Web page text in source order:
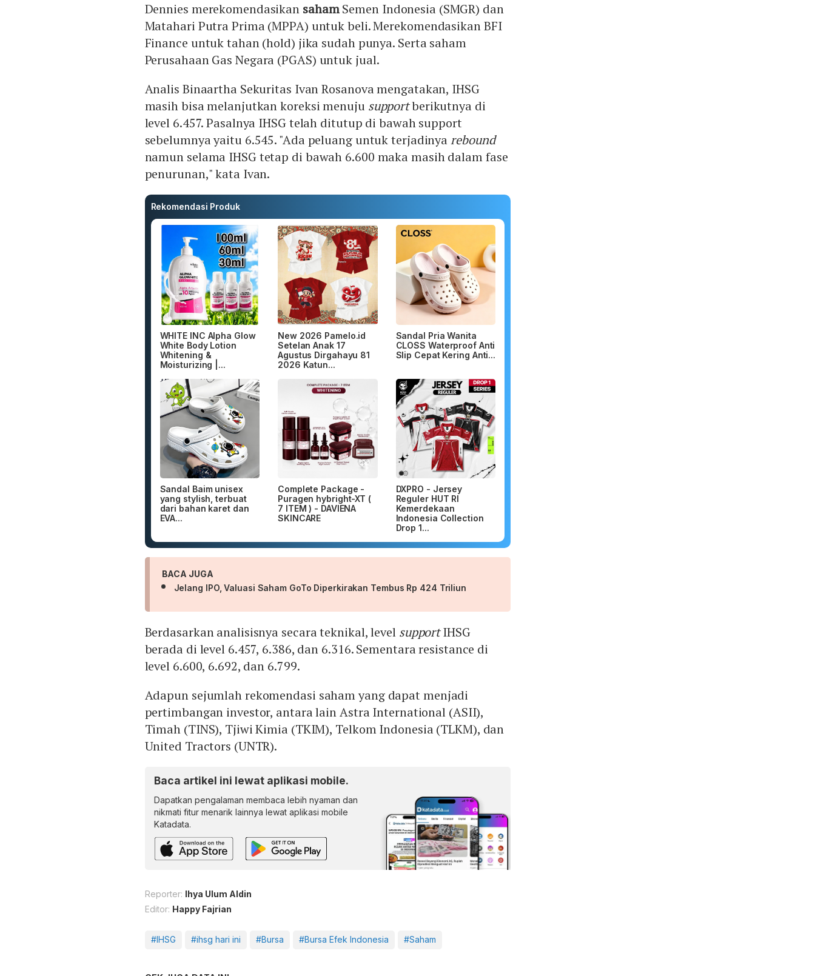
Dennies merekomendasikan sahamSemen Indonesia (SMGR) dan
Matahari Putra Prima (MPPA) untuk beli. Merekomendasikan BFI
Finance untuk tahan (hold) jika sudah punya. Serta saham
Perusahaan Gas Negara (PGAS) untuk jual.
Analis Binaartha Sekuritas Ivan Rosanova mengatakan, IHSG
masih bisa melanjutkan koreksi menuju supportberikutnya di
level 6.457. Pasalnya IHSG telah ditutup di bawah support
sebelumnya yaitu 6.545. "Ada peluang untuk terjadinyarebound
namun selama IHSG tetap di bawah 6.600 maka masih dalam fase
penurunan," kata Ivan.
Rekomendasi Produk
WHITE INC Alpha Glow
White Body Lotion
Whitening &
Moisturizing |...
New 2026 Pamelo.id
Setelan Anak 17
Agustus Dirgahayu 81
2026 Katun...
Sandal Pria Wanita
CLOSS Waterproof Anti
Slip Cepat Kering Anti...
Sandal Baim unisex
yang stylish, terbuat
dari bahan karet dan
EVA...
Complete Package -
Puragen hybright-XT (
7 ITEM ) - DAVIENA
SKINCARE
DXPRO - Jersey
Reguler HUT RI
Kemerdekaan
Indonesia Collection
Drop 1...
BACA JUGA
Jelang IPO, Valuasi Saham GoTo Diperkirakan Tembus Rp 424 Triliun
Berdasarkan analisisnya secara teknikal, level supportIHSG
berada di level 6.457, 6.386, dan 6.316. Sementara resistance di
level 6.600, 6.692, dan 6.799.
Adapun sejumlah rekomendasi saham yang dapat menjadi
pertimbangan investor, antara lain Astra International (ASII),
Timah (TINS), Tjiwi Kimia (TKIM), Telkom Indonesia (TLKM), dan
United Tractors (UNTR).
Baca artikel ini lewat aplikasi mobile.
Dapatkan pengalaman membaca lebih nyaman dan
nikmati fitur menarik lainnya lewat aplikasi mobile
Katadata.
Reporter: Ihya Ulum Aldin
Editor: Happy Fajrian
#IHSG #ihsg hari ini #Bursa #Bursa Efek Indonesia #Saham